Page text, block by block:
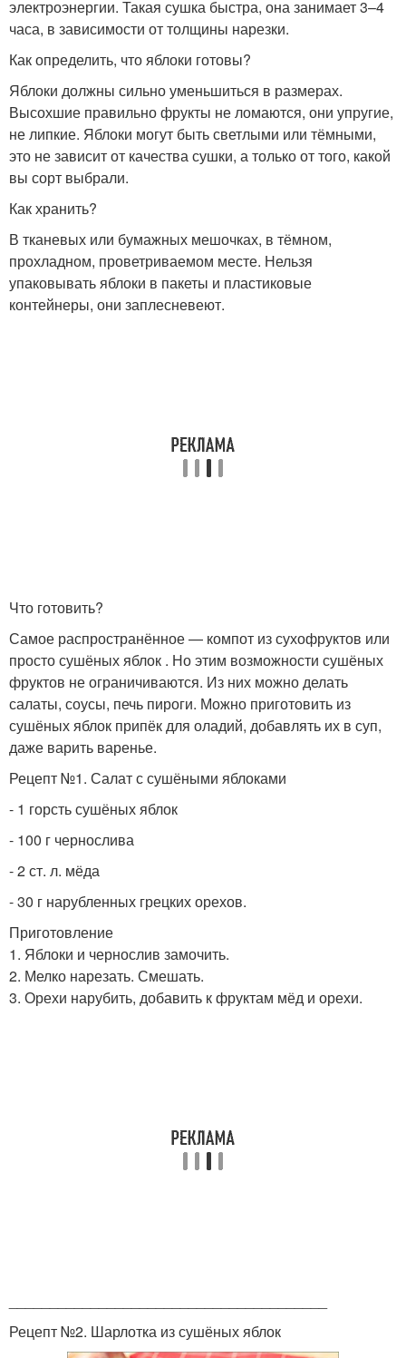
электроэнергии. Такая сушка быстра, она занимает 3–4
часа, в зависимости от толщины нарезки.
Как определить, что яблоки готовы?
Яблоки должны сильно уменьшиться в размерах.
Высохшие правильно фрукты не ломаются, они упругие,
не липкие. Яблоки могут быть светлыми или тёмными,
это не зависит от качества сушки, а только от того, какой
вы сорт выбрали.
Как хранить?
В тканевых или бумажных мешочках, в тёмном,
прохладном, проветриваемом месте. Нельзя
упаковывать яблоки в пакеты и пластиковые
контейнеры, они заплесневеют.
Что готовить?
Самое распространённое — компот из сухофруктов или
просто сушёных яблок . Но этим возможности сушёных
фруктов не ограничиваются. Из них можно делать
салаты, соусы, печь пироги. Можно приготовить из
сушёных яблок припёк для оладий, добавлять их в суп,
даже варить варенье.
Рецепт №1. Салат с сушёными яблоками
- 1 горсть сушёных яблок
- 100 г чернослива
- 2 ст. л. мёда
- 30 г нарубленных грецких орехов.
Приготовление
1. Яблоки и чернослив замочить.
2. Мелко нарезать. Смешать.
3. Орехи нарубить, добавить к фруктам мёд и орехи.
Рецепт №2. Шарлотка из сушёных яблок